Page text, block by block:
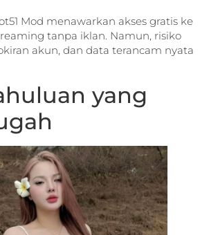
Mod menawarkan akses gratis ke
tanpa iklan. Namun, risiko
akun, dan data terancam nyata
yang